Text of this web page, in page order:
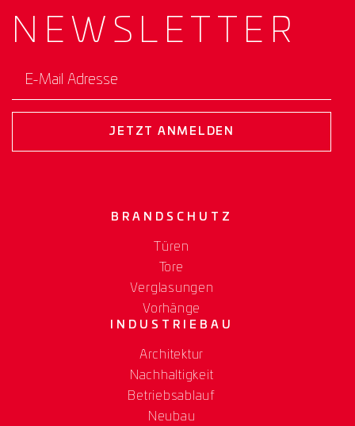
NEWS­ LETTER
E-Mail Adresse
JETZT ANMELDEN
BRANDSCHUTZ
Türen
Tore
Verglasungen
Vorhänge
INDUSTRIEBAU
Architektur
Nachhaltigkeit
Betriebsablauf
Neubau